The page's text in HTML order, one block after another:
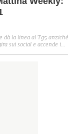
dà la linea al Tg5 anziché
sui social e accende i